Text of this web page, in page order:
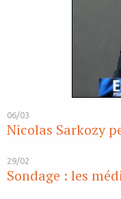
06/03
Nicolas Sarkozy
29/02
Sondage : les